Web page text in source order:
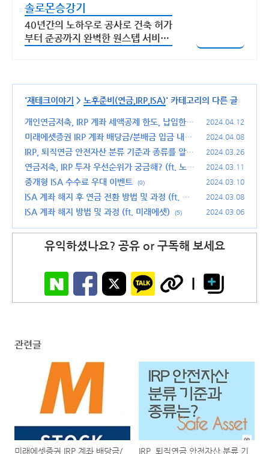
솔로몬승강기
40년간의 노하우로 공사로 건축 허가
부터 준공까지 완벽한 원스텝 서비스
'재테크이야기 > 노후준비(연금,IRP,ISA)' 카테고리의 다른 글
개인연금저축, IRP 계좌 세액공제 한도, 납입한도
알아보기 (납입 한도 설정 변경 방법도 함께)
(0)
2024.04.12
미래에셋증권 IRP 계좌 배당금/분배금 입금 내역
확인 방법
(0)
2024.04.08
IRP, 퇴직연금 안전자산 분류 기준과 종류를 알아
보자
(2)
2024.03.26
연금저축, IRP 투자 우선순위가 궁금해? (ft. 노후
준비)
(0)
2024.03.11
중개형 ISA 수수료 우대 이벤트 (0) 2024.03.10
ISA 계좌 해지 후 연금 전환 방법 및 과정 (ft. 연
금저축, IRP)
(12)
2024.03.08
ISA 계좌 해지 방법 및 과정 (ft. 미래에셋) (5) 2024.03.06
유익하셨나요? 공유 or 구독해 보세요
관련글
미래에셋증권 IRP 계좌 배당금/ IRP, 퇴직연금 안전자산 분류 기